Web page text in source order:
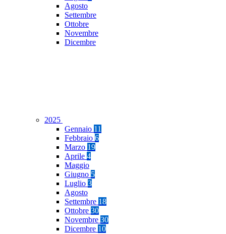
Agosto
Settembre
Ottobre
Novembre
Dicembre
2025
Gennaio 11
Febbraio 6
Marzo 19
Aprile 4
Maggio
Giugno 5
Luglio 3
Agosto
Settembre 18
Ottobre 30
Novembre 30
Dicembre 10